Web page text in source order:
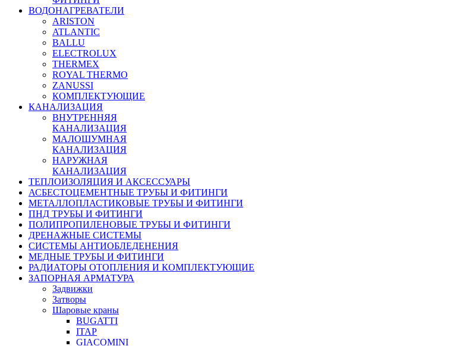
ВОДОНАГРЕВАТЕЛИ
ARISTON
ATLANTIC
BALLU
ELECTROLUX
THERMEX
ROYAL THERMO
ZANUSSI
КОМПЛЕКТУЮЩИЕ
КАНАЛИЗАЦИЯ
ВНУТРЕННЯЯ
КАНАЛИЗАЦИЯ
МАЛОШУМНАЯ
КАНАЛИЗАЦИЯ
НАРУЖНАЯ
КАНАЛИЗАЦИЯ
ТЕПЛОИЗОЛЯЦИЯ И АКСЕССУАРЫ
АСБЕСТОЦЕМЕНТНЫЕ ТРУБЫ И ФИТИНГИ
МЕТАЛЛОПЛАСТИКОВЫЕ ТРУБЫ И ФИТИНГИ
ПНД ТРУБЫ И ФИТИНГИ
ПОЛИПРОПИЛЕНОВЫЕ ТРУБЫ И ФИТИНГИ
ДРЕНАЖНЫЕ СИСТЕМЫ
СИСТЕМЫ АНТИОБЛЕДЕНЕНИЯ
МЕДНЫЕ ТРУБЫ И ФИТИНГИ
РАДИАТОРЫ ОТОПЛЕНИЯ И КОМПЛЕКТУЮЩИЕ
ЗАПОРНАЯ АРМАТУРА
Задвижки
Затворы
Шаровые краны
BUGATTI
ITAP
GIACOMINI